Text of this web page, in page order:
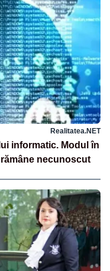
Realitatea.NET
informatic. Modul în
necunoscut